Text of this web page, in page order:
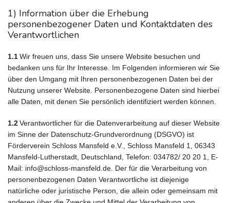
1) Information über die Erhebung
personenbezogener Daten und Kontaktdaten des
Verantwortlichen
1.1Wir freuen uns, dass Sie unsere Website besuchen und
bedanken uns für Ihr Interesse. Im Folgenden informieren wir Sie
über den Umgang mit Ihren personenbezogenen Daten bei der
Nutzung unserer Website. Personenbezogene Daten sind hierbei
alle Daten, mit denen Sie persönlich identifiziert werden können.
1.2Verantwortlicher für die Datenverarbeitung auf dieser Website
im Sinne der Datenschutz-Grundverordnung (DSGVO) ist
Förderverein Schloss Mansfeld e.V., Schloss Mansfeld 1, 06343
Mansfeld-Lutherstadt, Deutschland, Telefon: 034782/ 20 20 1, E-
Mail: info@schloss-mansfeld.de. Der für die Verarbeitung von
personenbezogenen Daten Verantwortliche ist diejenige
natürliche oder juristische Person, die allein oder gemeinsam mit